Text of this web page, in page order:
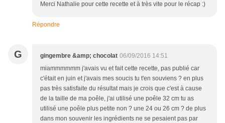
Merci Nathalie pour cette recette et à très vite pour le récap :)
Répondre
G gingembre &amp; chocolat 06/09/2016 14:51
miammmmmm j'avais vu et fait cette recette, pas publié car
c'était en juin et j'avais mes soucis tu t'en souviens ? en plus
pas très satisfaite du résultat mais je crois que c'est à cause
de la taille de ma poêle, j'ai utilisé une poêle 32 cm tu as
utilisé une poêle plus petite non ? une 24 ou 26 cm ? de plus
dans mon souvenir les ingrédients ne se pesaient pas par